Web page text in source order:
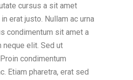
cursus a sit amet
erat justo. Nullam ac urna
condimentum sit amet a
neque elit. Sed ut
condimentum
Etiam pharetra, erat sed